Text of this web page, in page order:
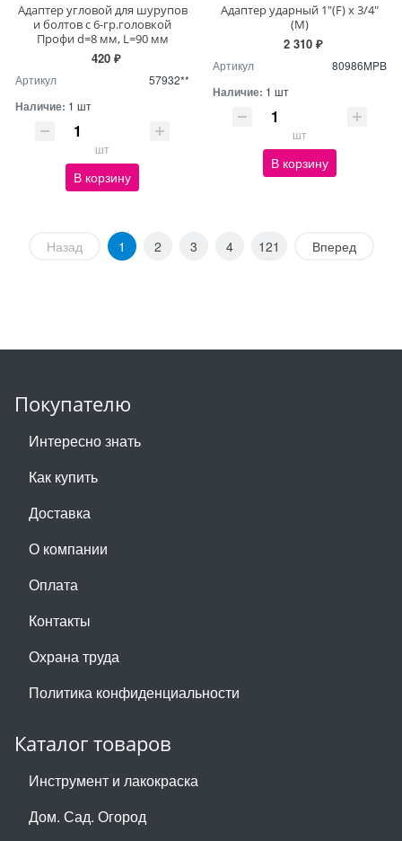
Адаптер угловой для шурупов
и болтов с 6-гр.головкой
Профи d=8 мм, L=90 мм
420 ₽
Артикул 57932**
Наличие: 1 шт
шт
В корзину
Адаптер ударный 1"(F) x 3/4"
(M)
2 310 ₽
Артикул 80986MPB
Наличие: 1 шт
шт
В корзину
Назад 1 2 3 4 121 Вперед
Покупателю
Интересно знать
Как купить
Доставка
О компании
Оплата
Контакты
Охрана труда
Политика конфиденциальности
Каталог товаров
Инструмент и лакокраска
Дом. Сад. Огород